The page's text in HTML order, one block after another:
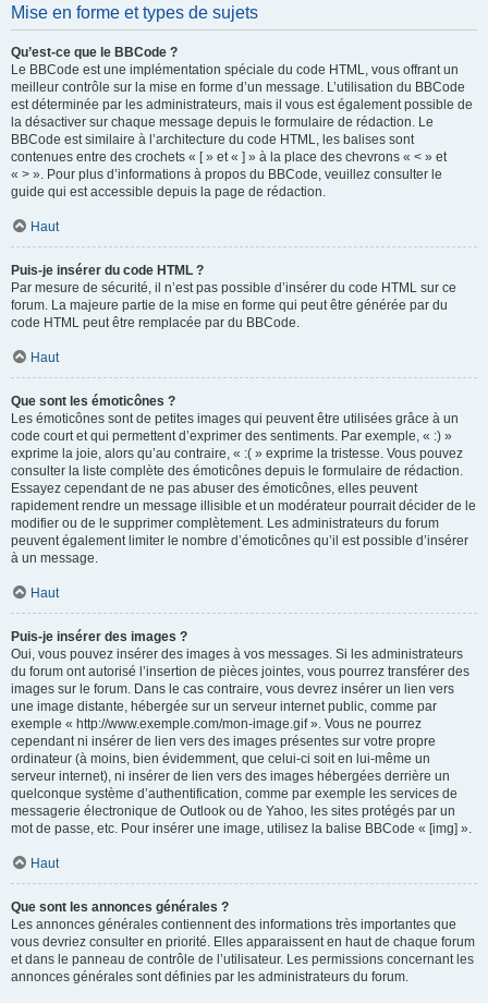
Mise en forme et types de sujets
Qu’est-ce que le BBCode ?
Le BBCode est une implémentation spéciale du code HTML, vous offrant un
meilleur contrôle sur la mise en forme d’un message. L’utilisation du BBCode
est déterminée par les administrateurs, mais il vous est également possible de
la désactiver sur chaque message depuis le formulaire de rédaction. Le
BBCode est similaire à l’architecture du code HTML, les balises sont
contenues entre des crochets « [ » et « ] » à la place des chevrons « < » et
« > ». Pour plus d’informations à propos du BBCode, veuillez consulter le
guide qui est accessible depuis la page de rédaction.
Haut
Puis-je insérer du code HTML ?
Par mesure de sécurité, il n’est pas possible d’insérer du code HTML sur ce
forum. La majeure partie de la mise en forme qui peut être générée par du
code HTML peut être remplacée par du BBCode.
Haut
Que sont les émoticônes ?
Les émoticônes sont de petites images qui peuvent être utilisées grâce à un
code court et qui permettent d’exprimer des sentiments. Par exemple, « :) »
exprime la joie, alors qu’au contraire, « :( » exprime la tristesse. Vous pouvez
consulter la liste complète des émoticônes depuis le formulaire de rédaction.
Essayez cependant de ne pas abuser des émoticônes, elles peuvent
rapidement rendre un message illisible et un modérateur pourrait décider de le
modifier ou de le supprimer complètement. Les administrateurs du forum
peuvent également limiter le nombre d’émoticônes qu’il est possible d’insérer
à un message.
Haut
Puis-je insérer des images ?
Oui, vous pouvez insérer des images à vos messages. Si les administrateurs
du forum ont autorisé l’insertion de pièces jointes, vous pourrez transférer des
images sur le forum. Dans le cas contraire, vous devrez insérer un lien vers
une image distante, hébergée sur un serveur internet public, comme par
exemple « http://www.exemple.com/mon-image.gif ». Vous ne pourrez
cependant ni insérer de lien vers des images présentes sur votre propre
ordinateur (à moins, bien évidemment, que celui-ci soit en lui-même un
serveur internet), ni insérer de lien vers des images hébergées derrière un
quelconque système d’authentification, comme par exemple les services de
messagerie électronique de Outlook ou de Yahoo, les sites protégés par un
mot de passe, etc. Pour insérer une image, utilisez la balise BBCode « [img] ».
Haut
Que sont les annonces générales ?
Les annonces générales contiennent des informations très importantes que
vous devriez consulter en priorité. Elles apparaissent en haut de chaque forum
et dans le panneau de contrôle de l’utilisateur. Les permissions concernant les
annonces générales sont définies par les administrateurs du forum.